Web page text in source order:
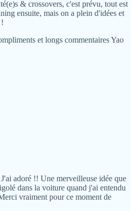
& crossovers, c'est prévu, tout est
ensuite, mais on a plein d'idées et
et longs commentaires Yao
adoré !! Une merveilleuse idée que
dans la voiture quand j'ai entendu
vraiment pour ce moment de